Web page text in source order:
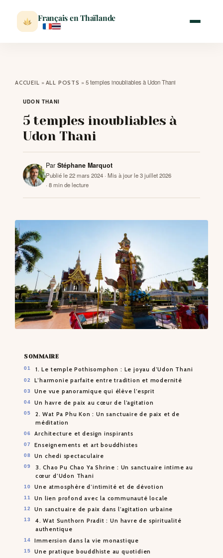
Français en Thaïlande
ACTUALITÉ
VISITER
BLOG
CONTACTS
ACCUEIL » ALL POSTS » 5 temples inoubliables à Udon Thani
UDON THANI
5 temples inoubliables à
Udon Thani
Par Stéphane Marquot
Publié le 22 mars 2024 · Mis à jour le 3 juillet 2026
· 8 min de lecture
SOMMAIRE
1. Le temple Pothisomphon : Le joyau d’Udon Thani
L’harmonie parfaite entre tradition et modernité
Une vue panoramique qui élève l’esprit
Un havre de paix au cœur de l’agitation
2. Wat Pa Phu Kon : Un sanctuaire de paix et de
méditation
Architecture et design inspirants
Enseignements et art bouddhistes
Un chedi spectaculaire
3. Chao Pu Chao Ya Shrine : Un sanctuaire intime au
cœur d’Udon Thani
Une atmosphère d’intimité et de dévotion
Un lien profond avec la communauté locale
Un sanctuaire de paix dans l’agitation urbaine
4. Wat Sunthorn Pradit : Un havre de spiritualité
authentique
Immersion dans la vie monastique
Une pratique bouddhiste au quotidien